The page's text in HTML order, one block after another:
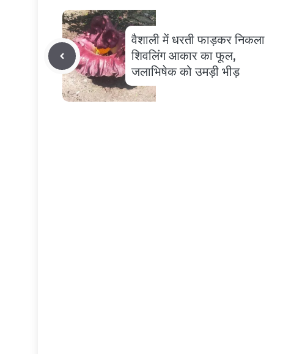
वैशाली में धरती फाड़कर निकला
शिवलिंग आकार का फूल,
जलाभिषेक को उमड़ी भीड़